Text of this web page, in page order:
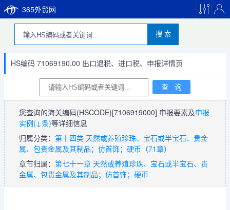
365外贸网
搜 索
HS编码 71069190.00 出口退税、进口税、申报详情页
您查询的海关编码(HSCODE)[7106919000] 申报要素及申报
实例(↓条)等详细信息
归属分类： 第十四类 天然或养殖珍珠、宝石或半宝石、贵金
属、包贵金属及其制品；仿首饰；硬币（71章）
章节归属： 第七十一章 天然或养殖珍珠、宝石或半宝石、贵
金属、包贵金属及其制品；仿首饰；硬币